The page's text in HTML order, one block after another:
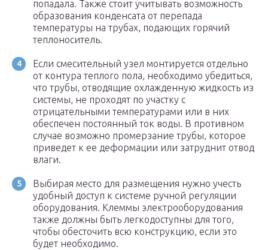
попадала. Также стоит учитывать возможность
образования конденсата от перепада
температуры на трубах, подающих горячий
теплоноситель.
Если смесительный узел монтируется отдельно
от контура теплого пола, необходимо убедиться,
что трубы, отводящие охлажденную жидкость из
системы, не проходят по участку с
отрицательными температурами или в них
обеспечен постоянный ток воды. В противном
случае возможно промерзание трубы, которое
приведет к ее деформации или затруднит отвод
влаги.
Выбирая место для размещения нужно учесть
удобный доступ к системе ручной регуляции
оборудования. Клеммы электрооборудования
также должны быть легкодоступны для того,
чтобы обесточить всю конструкцию, если это
будет необходимо.